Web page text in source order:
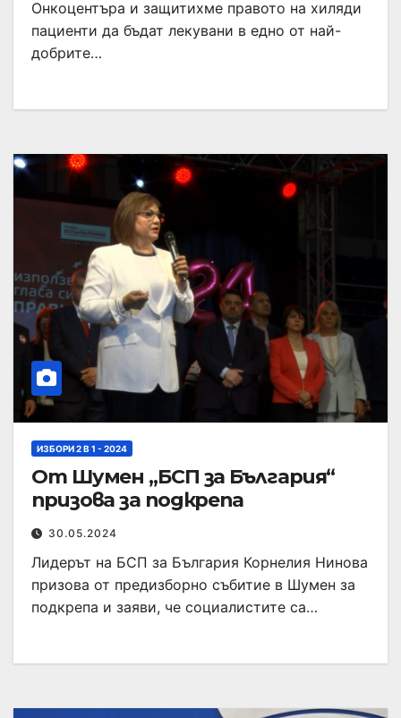
Онкоцентъра и защитихме правото на хиляди
пациенти да бъдат лекувани в едно от най-
добрите…
ИЗБОРИ 2 В 1 - 2024
От Шумен „БСП за България“
призова за подкрепа
30.05.2024
Лидерът на БСП за България Корнелия Нинова
призова от предизборно събитие в Шумен за
подкрепа и заяви, че социалистите са…